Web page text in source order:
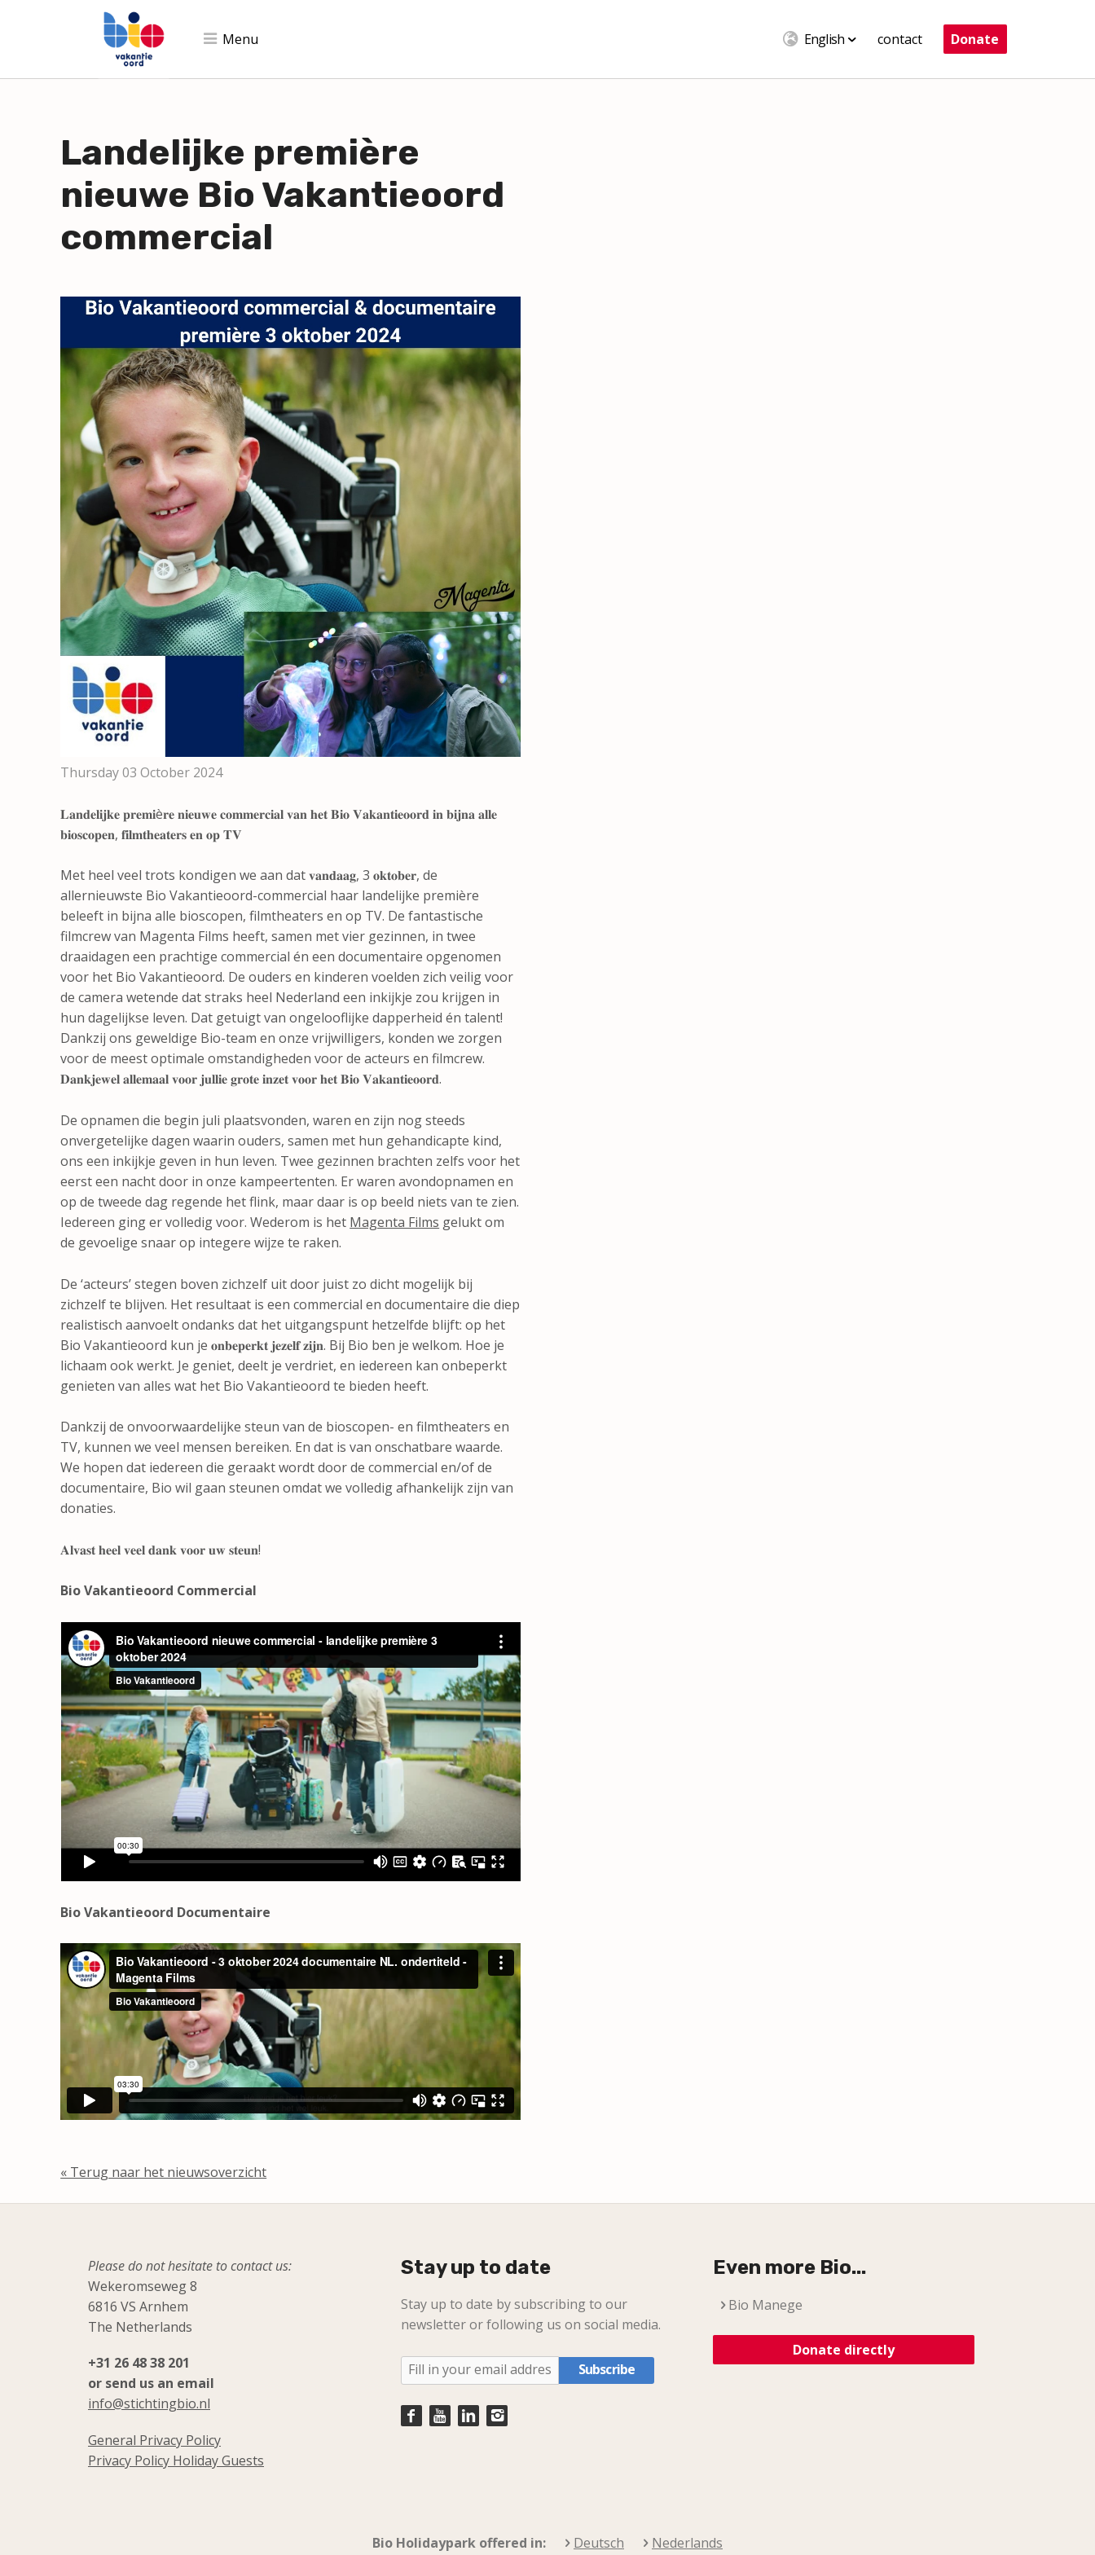
to
content
Menu English contact Donate
Landelijke première
nieuwe Bio Vakantieoord
commercial
Thursday 03 October 2024
𝐋𝐚𝐧𝐝𝐞𝐥𝐢𝐣𝐤𝐞 𝐩𝐫𝐞𝐦𝐢è𝐫𝐞 𝐧𝐢𝐞𝐮𝐰𝐞 𝐜𝐨𝐦𝐦𝐞𝐫𝐜𝐢𝐚𝐥 𝐯𝐚𝐧 𝐡𝐞𝐭 𝐁𝐢𝐨 𝐕𝐚𝐤𝐚𝐧𝐭𝐢𝐞𝐨𝐨𝐫𝐝 𝐢𝐧 𝐛𝐢𝐣𝐧𝐚 𝐚𝐥𝐥𝐞
𝐛𝐢𝐨𝐬𝐜𝐨𝐩𝐞𝐧, 𝐟𝐢𝐥𝐦𝐭𝐡𝐞𝐚𝐭𝐞𝐫𝐬 𝐞𝐧 𝐨𝐩 𝐓𝐕
Met heel veel trots kondigen we aan dat 𝐯𝐚𝐧𝐝𝐚𝐚𝐠, 3 𝐨𝐤𝐭𝐨𝐛𝐞𝐫, de
allernieuwste Bio Vakantieoord-commercial haar landelijke première
beleeft in bijna alle bioscopen, filmtheaters en op TV. De fantastische
filmcrew van Magenta Films heeft, samen met vier gezinnen, in twee
draaidagen een prachtige commercial én een documentaire opgenomen
voor het Bio Vakantieoord. De ouders en kinderen voelden zich veilig voor
de camera wetende dat straks heel Nederland een inkijkje zou krijgen in
hun dagelijkse leven. Dat getuigt van ongelooflijke dapperheid én talent!
Dankzij ons geweldige Bio-team en onze vrijwilligers, konden we zorgen
voor de meest optimale omstandigheden voor de acteurs en filmcrew.
𝐃𝐚𝐧𝐤𝐣𝐞𝐰𝐞𝐥 𝐚𝐥𝐥𝐞𝐦𝐚𝐚𝐥 𝐯𝐨𝐨𝐫 𝐣𝐮𝐥𝐥𝐢𝐞 𝐠𝐫𝐨𝐭𝐞 𝐢𝐧𝐳𝐞𝐭 𝐯𝐨𝐨𝐫 𝐡𝐞𝐭 𝐁𝐢𝐨 𝐕𝐚𝐤𝐚𝐧𝐭𝐢𝐞𝐨𝐨𝐫𝐝.
De opnamen die begin juli plaatsvonden, waren en zijn nog steeds
onvergetelijke dagen waarin ouders, samen met hun gehandicapte kind,
ons een inkijkje geven in hun leven. Twee gezinnen brachten zelfs voor het
eerst een nacht door in onze kampeertenten. Er waren avondopnamen en
op de tweede dag regende het flink, maar daar is op beeld niets van te zien.
Iedereen ging er volledig voor. Wederom is het Magenta Films gelukt om
de gevoelige snaar op integere wijze te raken.
De ‘acteurs’ stegen boven zichzelf uit door juist zo dicht mogelijk bij
zichzelf te blijven. Het resultaat is een commercial en documentaire die diep
realistisch aanvoelt ondanks dat het uitgangspunt hetzelfde blijft: op het
Bio Vakantieoord kun je 𝐨𝐧𝐛𝐞𝐩𝐞𝐫𝐤𝐭 𝐣𝐞𝐳𝐞𝐥𝐟 𝐳𝐢𝐣𝐧. Bij Bio ben je welkom. Hoe je
lichaam ook werkt. Je geniet, deelt je verdriet, en iedereen kan onbeperkt
genieten van alles wat het Bio Vakantieoord te bieden heeft.
Dankzij de onvoorwaardelijke steun van de bioscopen- en filmtheaters en
TV, kunnen we veel mensen bereiken. En dat is van onschatbare waarde.
We hopen dat iedereen die geraakt wordt door de commercial en/of de
documentaire, Bio wil gaan steunen omdat we volledig afhankelijk zijn van
donaties.
𝐀𝐥𝐯𝐚𝐬𝐭 𝐡𝐞𝐞𝐥 𝐯𝐞𝐞𝐥 𝐝𝐚𝐧𝐤 𝐯𝐨𝐨𝐫 𝐮𝐰 𝐬𝐭𝐞𝐮𝐧!
Bio Vakantieoord Commercial
Bio Vakantieoord Documentaire
« Terug naar het nieuwsoverzicht
Please do not hesitate to contact us:
Wekeromseweg 8
6816 VS Arnhem
The Netherlands
+31 26 48 38 201
or send us an email
info@stichtingbio.nl
General Privacy Policy
Privacy Policy Holiday Guests
Stay up to date
Stay up to date by subscribing to our
newsletter or following us on social media.
Subscribe
Even more Bio...
Bio Manege
Donate directly
Bio Holidaypark offered in: Deutsch Nederlands